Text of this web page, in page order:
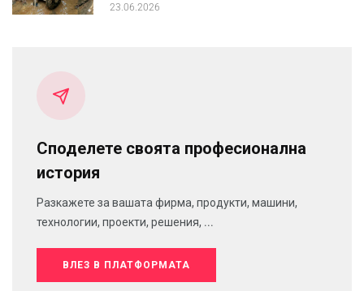
23.06.2026
Споделете своята професионална
история
Разкажете за вашата фирма, продукти, машини,
технологии, проекти, решения, ...
ВЛЕЗ В ПЛАТФОРМАТА